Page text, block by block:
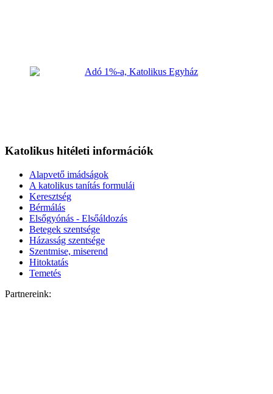
Katolikus hitéleti információk
Alapvető imádságok
A katolikus tanítás formulái
Keresztség
Bérmálás
Elsőgyónás - Elsőáldozás
Betegek szentsége
Házasság szentsége
Szentmise, miserend
Hitoktatás
Temetés
Partnereink: